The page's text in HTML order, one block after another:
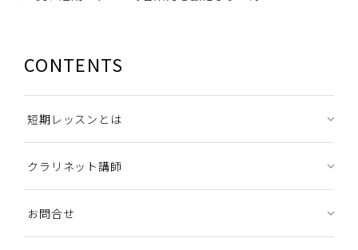
CONTENTS
短期レッスンとは
クラリネット講師
お問合せ